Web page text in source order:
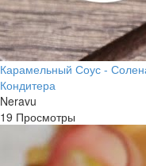
Карамельный Соус -
Кондитера
Neravu
19 Просмотры